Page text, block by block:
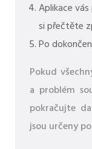
Aplikace
si přečtěte
Po
Pokud
a problém
pokračujte
jsou určeny